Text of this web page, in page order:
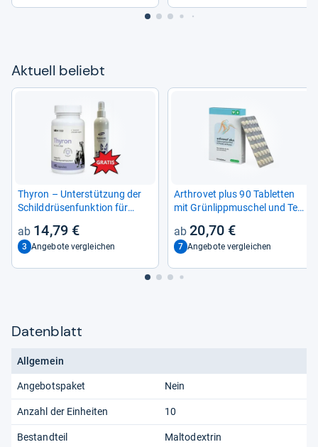
Aktu­ell beliebt
Thy­ron – Unter­stüt­zung der
Schild­drü­sen­funk­tion für
seln 14,79 €
3 Angebote vergleichen
Arthro­vet plus 90 Tablet­ten
mit Grün­lipp­mu­schel und Teu­
zen 20,70 €
7 Angebote vergleichen
Datenblatt
Allgemein
Angebotspaket Nein
Anzahl der Einheiten 10
Bestandteil Maltodextrin